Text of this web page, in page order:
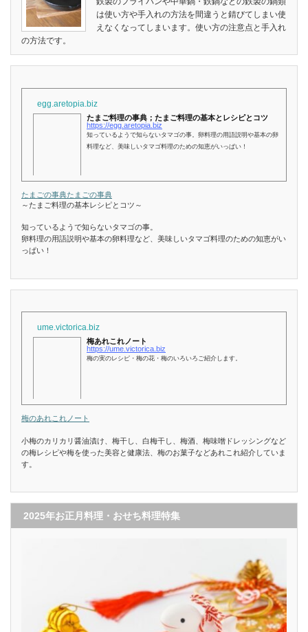
は使い方や手入れの方法を間違うと錆びてしまい使
えなくなってしまいます。使い方の注意点と手入れ
の方法です。
egg.aretopia.biz
たまご料理の事典；たまご料理の基本とレシピとコツ
https://egg.aretopia.biz
知っているようで知らないタマゴの事。卵料理の用語説明や基本の卵
料理など、美味しいタマゴ料理のための知恵がいっぱい！
たまごの事典たまごの事典
～たまご料理の基本レシピとコツ～
知っているようで知らないタマゴの事。
卵料理の用語説明や基本の卵料理など、美味しいタマゴ料理のための知恵がい
っぱい！
ume.victorica.biz
梅あれこれノート
https://ume.victorica.biz
梅の実のレシピ・梅の花・梅のいろいろご紹介します。
梅のあれこれノート
小梅のカリカリ醤油漬け、梅干し、白梅干し、梅酒、梅味噌ドレッシングなど
の梅レシピや梅を使った美容と健康法、梅のお菓子などあれこれ紹介していま
す。
2025年お正月料理・おせち料理特集